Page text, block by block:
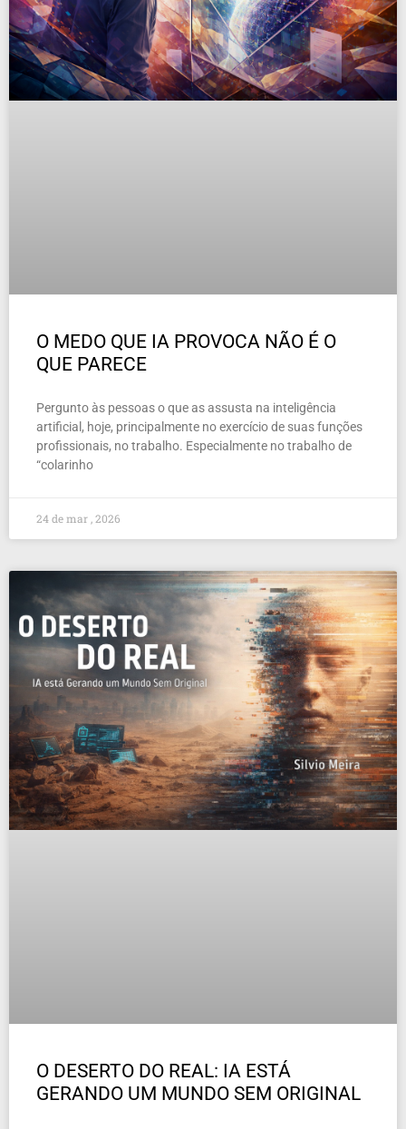
O MEDO QUE IA PROVOCA NÃO É O
QUE PARECE
Pergunto às pessoas o que as assusta na inteligência
artificial, hoje, principalmente no exercício de suas funções
profissionais, no trabalho. Especialmente no trabalho de
“colarinho
24 de mar , 2026
O DESERTO DO REAL: IA ESTÁ
GERANDO UM MUNDO SEM ORIGINAL